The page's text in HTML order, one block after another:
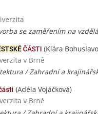
se zaměřením na
ČÁSTI (Klára
v Brně
/ Zahradní a
(Adéla Vojáčková)
v Brně